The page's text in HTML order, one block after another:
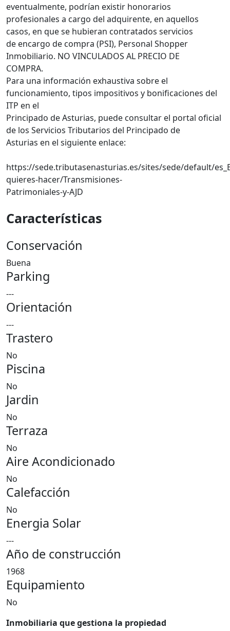
eventualmente, podrían existir honorarios
profesionales a cargo del adquirente, en aquellos
casos, en que se hubieran contratados servicios
de encargo de compra (PSI), Personal Shopper
Inmobiliario. NO VINCULADOS AL PRECIO DE
COMPRA.
Para una información exhaustiva sobre el
funcionamiento, tipos impositivos y bonificaciones del
ITP en el
Principado de Asturias, puede consultar el portal oficial
de los Servicios Tributarios del Principado de
Asturias en el siguiente enlace:
https://sede.tributasenasturias.es/sites/sede/default/
quieres-hacer/Transmisiones-
Patrimoniales-y-AJD
Características
Conservación
Buena
Parking
---
Orientación
---
Trastero
No
Piscina
No
Jardin
No
Terraza
No
Aire Acondicionado
No
Calefacción
No
Energia Solar
---
Año de construcción
1968
Equipamiento
No
Inmobiliaria que gestiona la propiedad